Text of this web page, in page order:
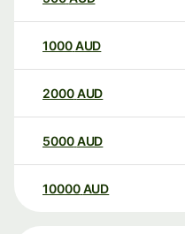
1000AUD
2000AUD
5000AUD
10000 AUD